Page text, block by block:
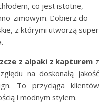
co jest istotne,
zimowym. Dobierz do
z którymi utworzą super
z alpaki z kapturem z
na doskonałą jakość
To przyciąga klientów
i modnym stylem.